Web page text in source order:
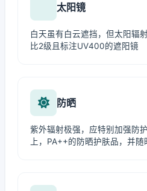
太阳镜
白天虽有白云遮挡，但太阳辐
比2级且标注UV400的遮阳镜
防晒
紫外辐射极强，应特别加强防
上，PA++的防晒护肤品，并随